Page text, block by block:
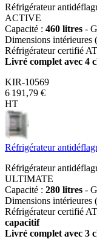
Réfrigérateur
ACTIVE
Capacité : 460 litres -
Dimensions intérieures
Réfrigérateur certifié
Livré complet avec 4
KIR-10569
6 191,79 €
HT
Réfrigérateur
Réfrigérateur
ULTIMATE
Capacité : 280 litres -
Dimensions intérieures
Réfrigérateur certifié
capacitif
Livré complet avec 3